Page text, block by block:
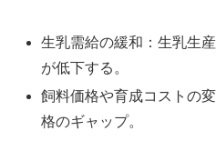
生乳需給の緩和：生乳生
が低下する。
飼料価格や育成コストの
格のギャップ。